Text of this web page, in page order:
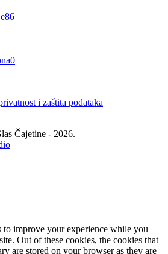
86
0
i zaštita podataka
Čajetine - 2026.
to improve your experience while you
Out of these cookies, the cookies that
are stored on your browser as they are